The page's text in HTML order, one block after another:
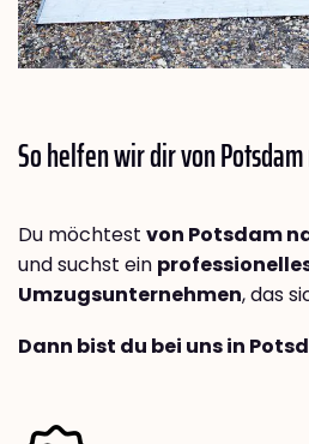
So helfen wir dir von
Du möchtest von Potsdam
und suchst ein
Umzugsunternehmen, das
Dann bist du bei uns in